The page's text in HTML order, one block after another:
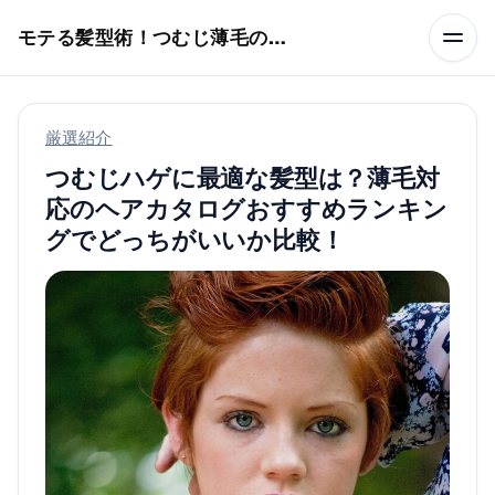
モテる髪型術！つむじ薄毛の隠し方
厳選紹介
つむじハゲに最適な髪型は？薄毛対
応のヘアカタログおすすめランキン
グでどっちがいいか比較！